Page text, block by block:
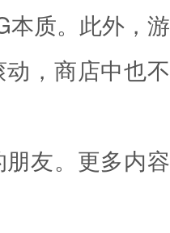
本质。此外，游
，商店中也不
友。更多内容